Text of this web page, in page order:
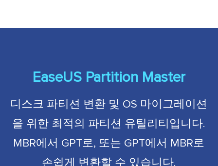
EaseUS Partition Master
디스크 파티션 변환 및 OS 마이그레이션
을 위한 최적의 파티션 유틸리티입니다.
MBR에서 GPT로, 또는 GPT에서 MBR로
손쉽게 변환할 수 있습니다.